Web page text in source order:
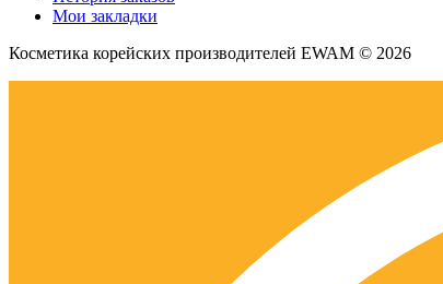
Мои закладки
Косметика корейских производителей EWAM © 2026